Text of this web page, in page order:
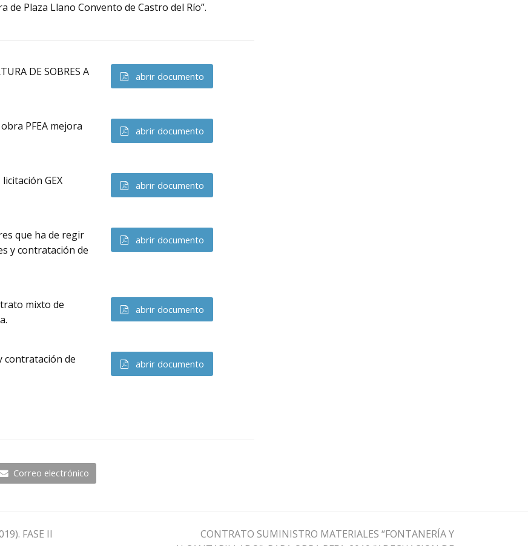
de Plaza Llano Convento de Castro del Río”.
DE SOBRES A
abrir documento
PFEA mejora
abrir documento
GEX
abrir documento
que ha de regir
y contratación de
abrir documento
mixto de
abrir documento
contratación de
abrir documento
Correo electrónico
FASE II
next
CONTRATO SUMINISTRO MATERIALES “FONTANERÍA Y